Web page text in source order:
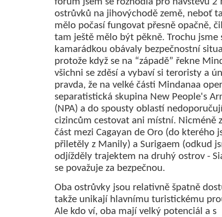
ostrůvků na jihovýchodě země, neboť
mělo počasí fungovat přesně opačně,
tam ještě mělo být pěkně. Trochu jsme
kamarádkou obávaly bezpečnostní
protože když se na “západě” řekne
všichni se zděsí a vybaví si teroristy a
pravda, že na velké části Mindanaa
separatistická skupina New People's
(NPA) a do spousty oblastí
cizincům cestovat ani místní. Nicméně
část mezi Cagayan de Oro (do kterého
přiletěly z Manily) a Surigaem (odkud
odjížděly trajektem na druhý ostrov -
se považuje za bezpečnou.
Oba ostrůvky jsou relativně špatně
takže unikají hlavnímu turistickému
Ale kdo ví, oba mají velký potenciál a s